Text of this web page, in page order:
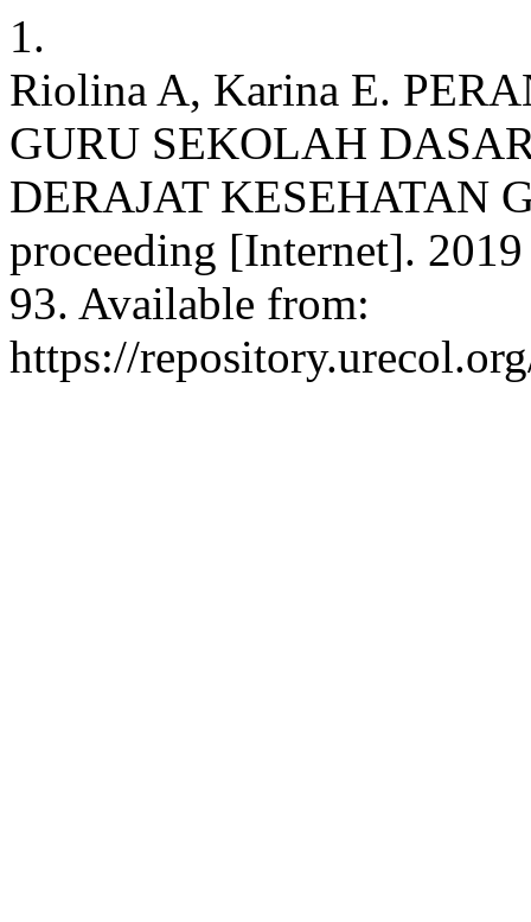
1.
Riolina A, Karina E.
GURU SEKOLAH
DERAJAT KESEHATAN
proceeding [Internet].
93. Available from:
https://